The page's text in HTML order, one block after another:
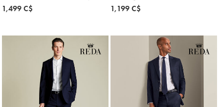
now
1,499 C$
now
1,199 C$